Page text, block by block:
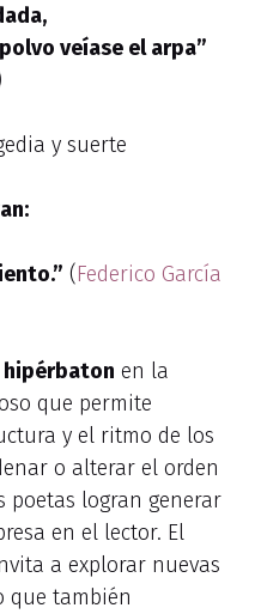
veíase el arpa”
y suerte
(Federico García
hipérbaton en la
que permite
y el ritmo de los
o alterar el orden
poetas logran generar
en el lector. El
a explorar nuevas
que también